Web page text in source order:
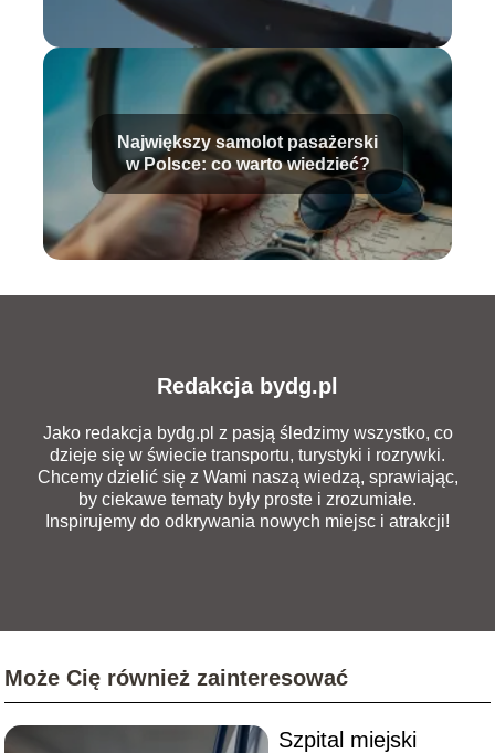
Największy samolot pasażerski
w Polsce: co warto wiedzieć?
Redakcja bydg.pl
Jako redakcja bydg.pl z pasją śledzimy wszystko, co
dzieje się w świecie transportu, turystyki i rozrywki.
Chcemy dzielić się z Wami naszą wiedzą, sprawiając,
by ciekawe tematy były proste i zrozumiałe.
Inspirujemy do odkrywania nowych miejsc i atrakcji!
Może Cię również zainteresować
Szpital miejski